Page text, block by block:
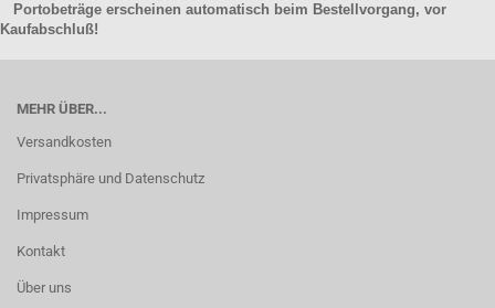
Portobeträge erscheinen automatisch beim Bestellvorgang, vor
Kaufabschluß!
MEHR ÜBER...
Versandkosten
Privatsphäre und Datenschutz
Impressum
Kontakt
Über uns